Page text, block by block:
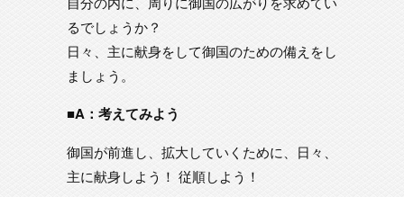
るでしょうか？
日々、主に献身をして御国のための備えをし
ましょう。
■A：考えてみよう
御国が前進し、拡大していくために、日々、
主に献身しよう！ 従順しよう！